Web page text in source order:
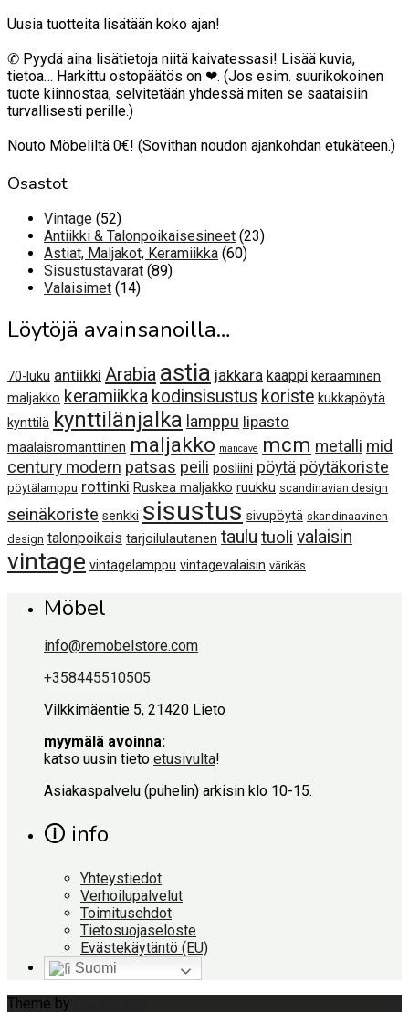
Uusia tuotteita lisätään koko ajan!
✆ Pyydä aina lisätietoja niitä kaivatessasi! Lisää kuvia,
tietoa… Harkittu ostopäätös on ❤. (Jos esim. suurikokoinen
tuote kiinnostaa, selvitetään yhdessä miten se saataisiin
turvallisesti perille.)
Nouto Möbeliltä 0€! (Sovithan noudon ajankohdan etukäteen.)
Osastot
Vintage 5252
tuotetta
Antiikki & Talonpoikaisesineet 2323
Astiat, Maljakot, Keramiikka 6060
Sisustustavarat 8989
Valaisimet 1414
Löytöjä avainsanoilla…
70-luku antiikki Arabia astia jakkara kaappi keraaminen
maljakko keramiikka kodinsisustus koriste kukkapöytä
kynttilä kynttilänjalka lamppu lipasto
maalaisromanttinen maljakko mancave mcm metalli mid
century modern patsas peili posliini pöytä pöytäkoriste
pöytälamppu rottinki Ruskea maljakko ruukku scandinavian design
seinäkoriste senkki sisustus sivupöytä skandinaavinen
design talonpoikais tarjoilulautanen taulu tuoli valaisin
vintage vintagelamppu vintagevalaisin värikäs
Möbel
info@remobelstore.com
+358445510505
Vilkkimäentie 5, 21420 Lieto
myymälä avoinna:
katso uusin tieto etusivulta!
Asiakaspalvelu (puhelin) arkisin klo 10-15.
🛈 info
Yhteystiedot
Verhoilupalvelut
Toimitusehdot
Tietosuojaseloste
Evästekäytäntö (EU)
Suomi
Theme by